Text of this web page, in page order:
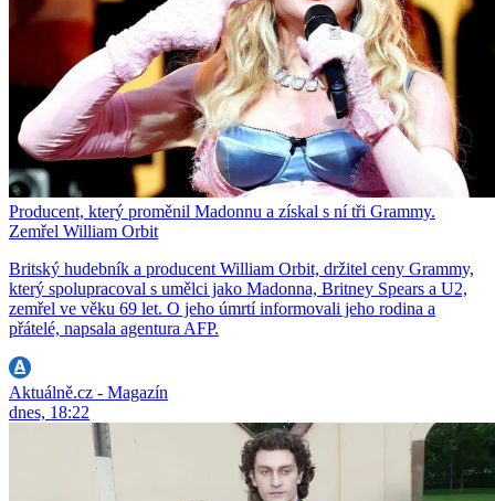
Producent, který proměnil Madonnu a získal s ní tři Grammy.
Zemřel William Orbit
Britský hudebník a producent William Orbit, držitel ceny Grammy,
který spolupracoval s umělci jako Madonna, Britney Spears a U2,
zemřel ve věku 69 let. O jeho úmrtí informovali jeho rodina a
přátelé, napsala agentura AFP.
Aktuálně.cz - Magazín
dnes, 18:22